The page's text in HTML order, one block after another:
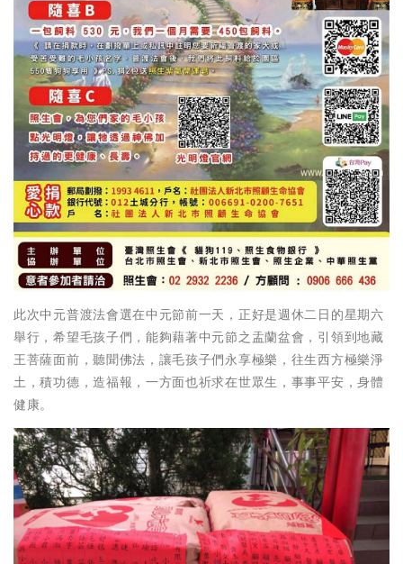
此次中元普渡法會選在中元節前一天，正好是週休二日的星期六
舉行，希望毛孩子們，能夠藉著中元節之盂蘭盆會，引領到地藏
王菩薩面前，聽聞佛法，讓毛孩子們永享極樂，往生西方極樂淨
土，積功德，造福報，一方面也祈求在世眾生，事事平安，身體
健康。